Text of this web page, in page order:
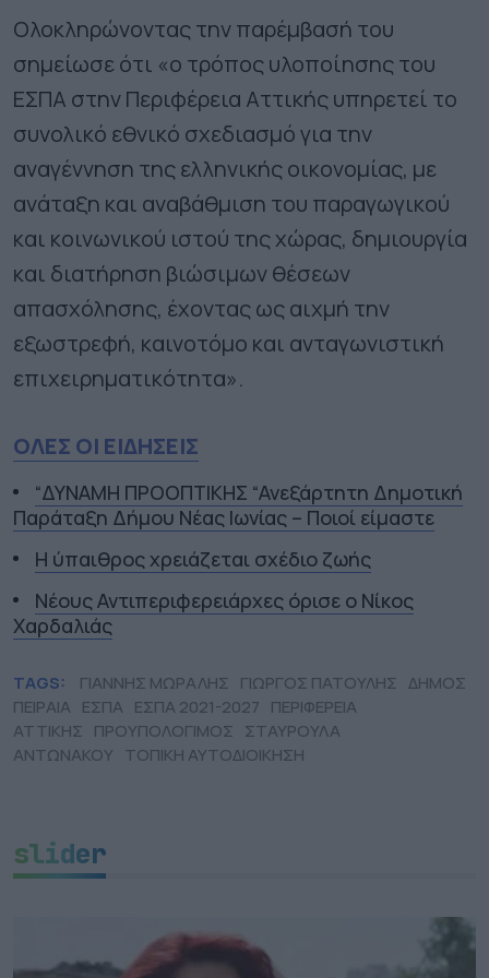
Ολοκληρώνοντας την παρέμβασή του
σημείωσε ότι «ο τρόπος υλοποίησης του
ΕΣΠΑ στην Περιφέρεια Αττικής υπηρετεί το
συνολικό εθνικό σχεδιασμό για την
αναγέννηση της ελληνικής οικονομίας, με
ανάταξη και αναβάθμιση του παραγωγικού
και κοινωνικού ιστού της χώρας, δημιουργία
και διατήρηση βιώσιμων θέσεων
απασχόλησης, έχοντας ως αιχμή την
εξωστρεφή, καινοτόμο και ανταγωνιστική
επιχειρηματικότητα».
ΟΛΕΣ ΟΙ ΕΙΔΗΣΕΙΣ
“ΔΥΝΑΜΗ ΠΡΟΟΠΤΙΚΗΣ “Ανεξάρτητη Δημοτική
Παράταξη Δήμου Νέας Ιωνίας – Ποιοί είμαστε
Η ύπαιθρος χρειάζεται σχέδιο ζωής
Νέους Αντιπεριφερειάρχες όρισε ο Νίκος
Χαρδαλιάς
TAGS: ΓΙΑΝΝΗΣ ΜΩΡΑΛΗΣ ΓΙΩΡΓΟΣ ΠΑΤΟΥΛΗΣ ΔΗΜΟΣ
ΠΕΙΡΑΙΑ ΕΣΠΑ ΕΣΠΑ 2021-2027 ΠΕΡΙΦΕΡΕΙΑ
ΑΤΤΙΚΗΣ ΠΡΟΥΠΟΛΟΓΙΜΟΣ ΣΤΑΥΡΟΥΛΑ
ΑΝΤΩΝΑΚΟΥ ΤΟΠΙΚΗ ΑΥΤΟΔΙΟΙΚΗΣΗ
slider